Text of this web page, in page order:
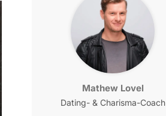
Mathew Lovel
Dating- & Charisma-Coach